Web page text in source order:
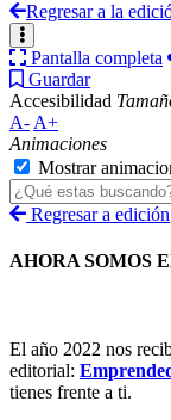
Regresar a la
Pantalla completa
Guardar
Accesibilidad
A- A+
Animaciones
Mostrar
Regresar a edición
AHORA SOMOS
El año 2022 nos
editorial:
tienes frente a ti.